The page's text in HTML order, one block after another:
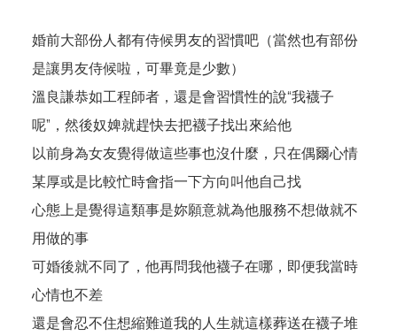
婚前大部份人都有侍候男友的習慣吧（當然也有部份
是讓男友侍候啦，可畢竟是少數）
溫良謙恭如工程師者，還是會習慣性的說“我襪子
呢”，然後奴婢就趕快去把襪子找出來給他
以前身為女友覺得做這些事也沒什麼，只在偶爾心情
某厚或是比較忙時會指一下方向叫他自己找
心態上是覺得這類事是妳願意就為他服務不想做就不
用做的事
可婚後就不同了，他再問我他襪子在哪，即便我當時
心情也不差
還是會忍不住想縮難道我的人生就這樣葬送在襪子堆